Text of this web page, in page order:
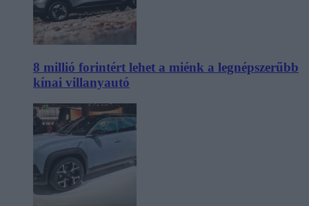
8 millió forintért lehet a miénk a legnépszerűbb
kínai villanyautó